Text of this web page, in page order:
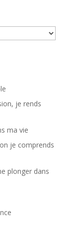
je rends
ma vie
je comprends
plonger dans